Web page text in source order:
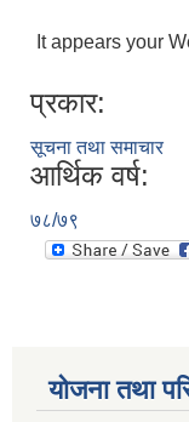
It appears your
प्रकार:
सूचना तथा समाचार
आर्थिक वर्ष:
७८/७९
योजना तथा